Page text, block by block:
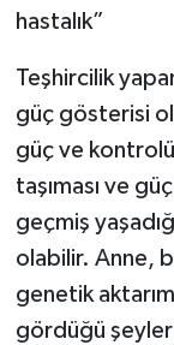
hastalık”
Teşhircilik
güç gösterisi
güç ve
taşıması ve
geçmiş
olabilir. Anne,
genetik
gördüğü